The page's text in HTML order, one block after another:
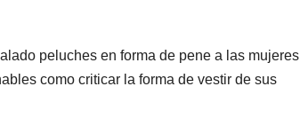
peluches en forma de pene a las mujeres
como criticar la forma de vestir de sus